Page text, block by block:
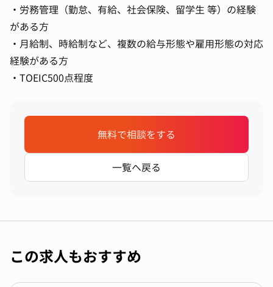
・労務管理（勤怠、有給、社会保険、留学生 等）の経験
がある方
・月給制、時給制など、複数の給与形態や雇用形態の対応
経験がある方
・TOEIC500点程度
無料で相談をする
一覧へ戻る
この求人もおすすめ